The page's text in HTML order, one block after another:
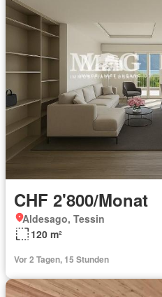
CHF 2'800/Monat
Aldesago, Tessin
120 m²
Vor 2 Tagen, 15 Stunden